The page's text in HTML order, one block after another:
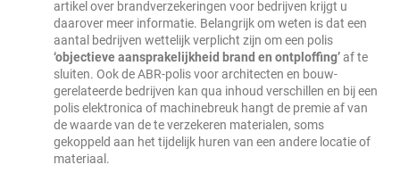
artikel over brandverzekeringen voor bedrijven krijgt u
daarover meer informatie. Belangrijk om weten is dat een
aantal bedrijven wettelijk verplicht zijn om een polis
‘objectieve aansprakelijkheid brand en ontploffing’af te
sluiten. Ook de ABR-polis voor architecten en bouw-
gerelateerde bedrijven kan qua inhoud verschillen en bij een
polis elektronica of machinebreuk hangt de premie af van
de waarde van de te verzekeren materialen, soms
gekoppeld aan het tijdelijk huren van een andere locatie of
materiaal.